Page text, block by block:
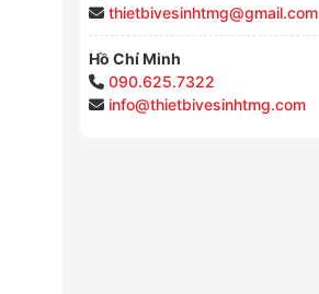
thietbivesinhtmg@gmail.com
Hồ Chí Minh
090.625.7322
info@thietbivesinhtmg.com